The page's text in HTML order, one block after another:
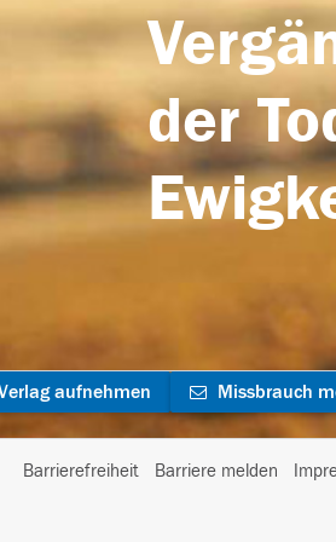
der
aufnehmen Missbrauch
Barrierefreiheit Barriere melden